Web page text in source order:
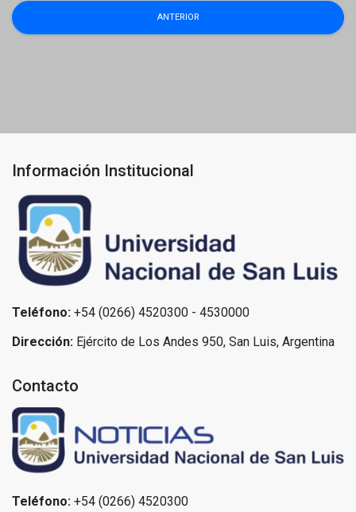
Navegación
ANTERIOR
Información Institucional
Teléfono: +54 (0266) 4520300 - 4530000
Dirección: Ejército de Los Andes 950, San Luis, Argentina
Contacto
Teléfono: +54 (0266) 4520300